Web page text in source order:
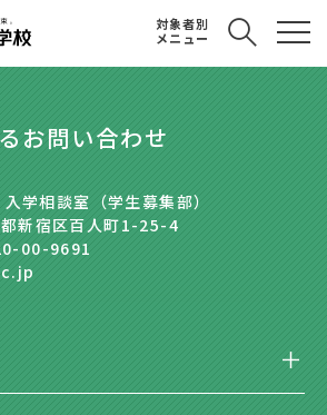
対象者別
メニュー
お問い合わせ
学相談室（学生募集部）
新宿区百人町1-25-4
00-9691